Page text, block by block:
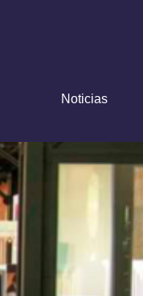
Noticias